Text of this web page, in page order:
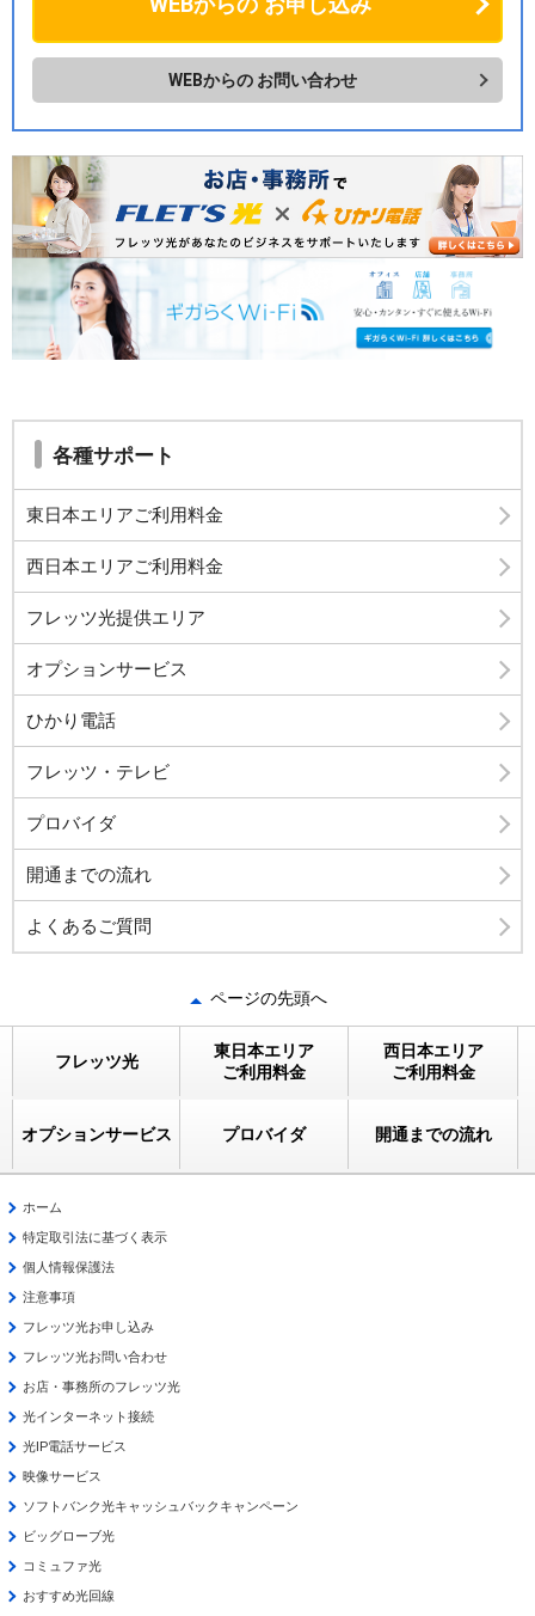
WEBからの お問い合わせ
各種サポート
東日本エリアご利用料金
西日本エリアご利用料金
フレッツ光提供エリア
オプションサービス
ひかり電話
フレッツ・テレビ
プロバイダ
開通までの流れ
よくあるご質問
ページの先頭へ
フレッツ光
東日本エリア
ご利用料金
西日本エリア
ご利用料金
オプションサービス プロバイダ 開通までの流れ
ホーム
特定取引法に基づく表示
個人情報保護法
注意事項
フレッツ光お申し込み
フレッツ光お問い合わせ
お店・事務所のフレッツ光
光インターネット接続
光IP電話サービス
映像サービス
ソフトバンク光キャッシュバックキャンペーン
ビッグローブ光
コミュファ光
おすすめ光回線